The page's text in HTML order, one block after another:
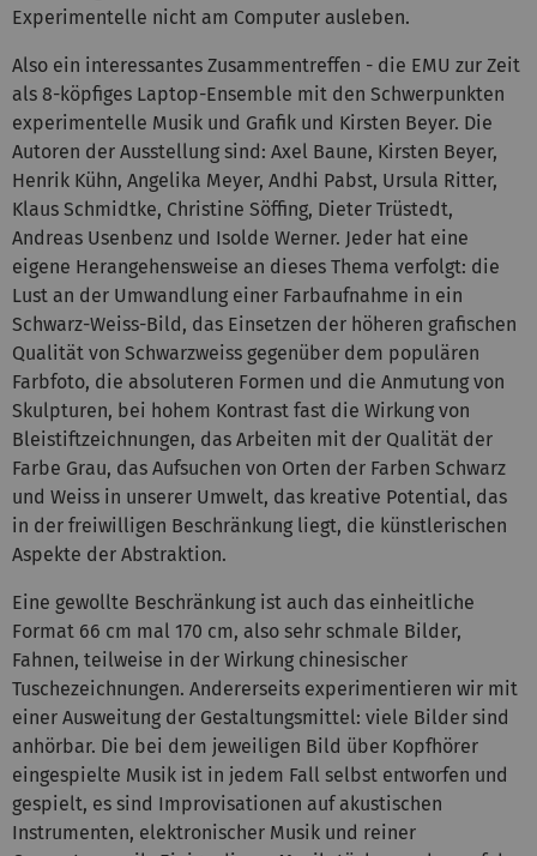
Experimentelle nicht am Computer ausleben.
Also ein interessantes Zusammentreffen - die EMU zur Zeit
als 8-köpfiges Laptop-Ensemble mit den Schwerpunkten
experimentelle Musik und Grafik und Kirsten Beyer. Die
Autoren der Ausstellung sind: Axel Baune, Kirsten Beyer,
Henrik Kühn, Angelika Meyer, Andhi Pabst, Ursula Ritter,
Klaus Schmidtke, Christine Söffing, Dieter Trüstedt,
Andreas Usenbenz und Isolde Werner. Jeder hat eine
eigene Herangehensweise an dieses Thema verfolgt: die
Lust an der Umwandlung einer Farbaufnahme in ein
Schwarz-Weiss-Bild, das Einsetzen der höheren grafischen
Qualität von Schwarzweiss gegenüber dem populären
Farbfoto, die absoluteren Formen und die Anmutung von
Skulpturen, bei hohem Kontrast fast die Wirkung von
Bleistiftzeichnungen, das Arbeiten mit der Qualität der
Farbe Grau, das Aufsuchen von Orten der Farben Schwarz
und Weiss in unserer Umwelt, das kreative Potential, das
in der freiwilligen Beschränkung liegt, die künstlerischen
Aspekte der Abstraktion.
Eine gewollte Beschränkung ist auch das einheitliche
Format 66 cm mal 170 cm, also sehr schmale Bilder,
Fahnen, teilweise in der Wirkung chinesischer
Tuschezeichnungen. Andererseits experimentieren wir mit
einer Ausweitung der Gestaltungsmittel: viele Bilder sind
anhörbar. Die bei dem jeweiligen Bild über Kopfhörer
eingespielte Musik ist in jedem Fall selbst entworfen und
gespielt, es sind Improvisationen auf akustischen
Instrumenten, elektronischer Musik und reiner